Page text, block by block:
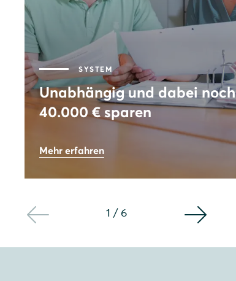
SYSTEM
Unabhängig und dabei noch
40.000 € sparen
Autarkie
Gesamtersparnis
Mehr erfahren
1 / 6